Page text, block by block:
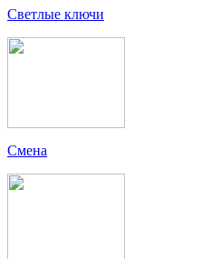
Светлые ключи
Смена